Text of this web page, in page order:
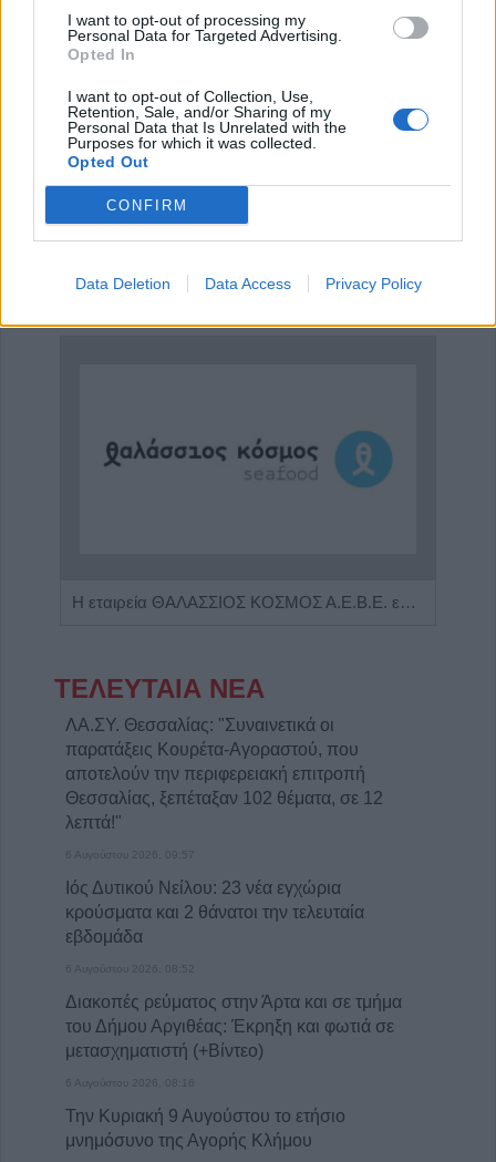
I want to opt-out of processing my
Personal Data for Targeted Advertising.
Opted In
I want to opt-out of Collection, Use,
Retention, Sale, and/or Sharing of my
Personal Data that Is Unrelated with the
Purposes for which it was collected.
Opted Out
CONFIRM
Data Deletion Data Access Privacy Policy
Ρευματολόγος "Γεωργία Τσέλιου - Κατσούλη"
Η εταιρεία ΘΑΛΑΣΣΙΟΣ ΚΟΣΜΟΣ Α.Ε.Β.Ε. επιθυμεί να προσλάβει Αποθηκάριο
ΤΕΛΕΥΤΑΙΑ ΝΕΑ
ΛΑ.ΣΥ. Θεσσαλίας: "Συναινετικά οι
παρατάξεις Κουρέτα-Αγοραστού, που
αποτελούν την περιφερειακή επιτροπή
Θεσσαλίας, ξεπέταξαν 102 θέματα, σε 12
λεπτά!"
6 Αυγούστου 2026, 09:57
Ιός Δυτικού Νείλου: 23 νέα εγχώρια
κρούσματα και 2 θάνατοι την τελευταία
εβδομάδα
6 Αυγούστου 2026, 08:52
Διακοπές ρεύματος στην Άρτα και σε τμήμα
του Δήμου Αργιθέας: Έκρηξη και φωτιά σε
μετασχηματιστή (+Βίντεο)
6 Αυγούστου 2026, 08:16
Την Κυριακή 9 Αυγούστου το ετήσιο
μνημόσυνο της Αγορής Κλήμου